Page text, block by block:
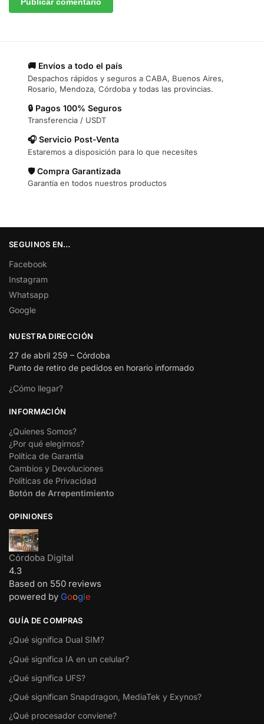
🚚 Envíos a todo el país
Despachos rápidos y seguros a CABA, Buenos Aires,
Rosario, Mendoza, Córdoba y todas las provincias.
🔒 Pagos 100% Seguros
Transferencia / USDT
🎧 Servicio Post-Venta
Estaremos a disposición para lo que necesites
🛡️ Compra Garantizada
Garantía en todos nuestros productos
SEGUINOS EN…
Facebook
Instagram
Whatsapp
Google
NUESTRA DIRECCIÓN
27 de abril 259 – Córdoba
Punto de retiro de pedidos en horario informado
¿Cómo llegar?
INFORMACIÓN
¿Quienes Somos?
¿Por qué elegirnos?
Política de Garantía
Cambios y Devoluciones
Políticas de Privacidad
Botón de Arrepentimiento
OPINIONES
Córdoba Digital
4.3
Based on 550 reviews
powered by Google
GUÍA DE COMPRAS
¿Qué significa Dual SIM?
¿Qué significa IA en un celular?
¿Qué significa UFS?
¿Qué significan Snapdragon, MediaTek y Exynos?
¿Qué procesador conviene?